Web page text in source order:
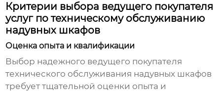
Критерии выбора ведущего покупателя
услуг по техническому обслуживанию
надувных шкафов
Оценка опыта и квалификации
Выбор надежного ведущего покупателя
технического обслуживания надувных шкафов
требует тщательной оценки опыта и